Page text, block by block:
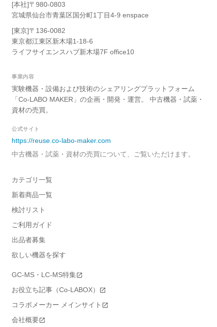
[本社]〒980-0803
宮城県仙台市青葉区国分町1丁目4-9 enspace
[東京]〒136-0082
東京都江東区新木場1-18-6
ライフサイエンスハブ新木場7F office10
事業内容
実験機器・設備および技術のシェアリングプラットフォーム
「Co-LABO MAKER」の企画・開発・運営。 中古機器・試薬・
資材の売買。
公式サイト
https://reuse.co-labo-maker.com
中古機器・試薬・資材の売買について、ご覧いただけます。
カテゴリ一覧
新着商品一覧
検討リスト
ご利用ガイド
出品者募集
欲しい機器を探す
GC-MS・LC-MS特集
お役立ち記事（Co-LABOX）
コラボメーカー メインサイト
会社概要